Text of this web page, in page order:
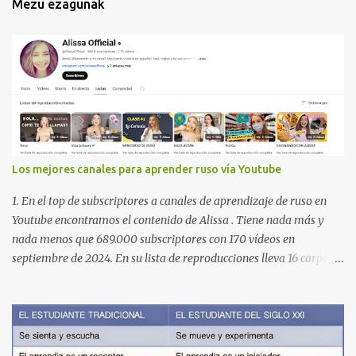
Mezu ezagunak
Los mejores canales para aprender ruso vía Youtube
1. En el top de subscriptores a canales de aprendizaje de ruso en
Youtube encontramos el contenido de Alissa . Tiene nada más y
nada menos que 689.000 subscriptores con 170 vídeos en
septiembre de 2024. En su lista de reproducciones lleva 16 carpetas
de Anastasia G . con 224.000 subscriptores y 97 vídeos en
septiembre de 2024. Anastasia tiene una lista de reproducción